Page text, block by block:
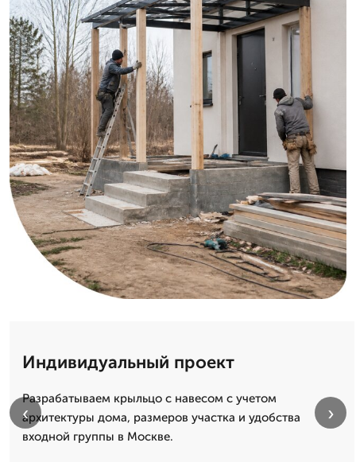
Индивидуальный проект
Разрабатываем крыльцо с навесом с учетом
архитектуры дома, размеров участка и удобства
входной группы в Москве.
‹ ›